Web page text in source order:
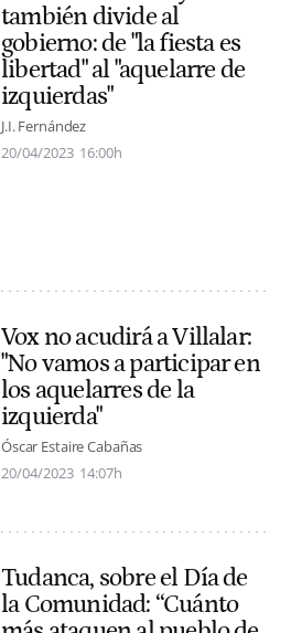
también divide al
gobierno: de "la fiesta es
libertad" al "aquelarre de
izquierdas"
J.I. Fernández
20/04/2023 16:00h
Vox no acudirá a Villalar:
"No vamos a participar en
los aquelarres de la
izquierda"
Óscar Estaire Cabañas
20/04/2023 14:07h
Tudanca, sobre el Día de
la Comunidad: “Cuánto